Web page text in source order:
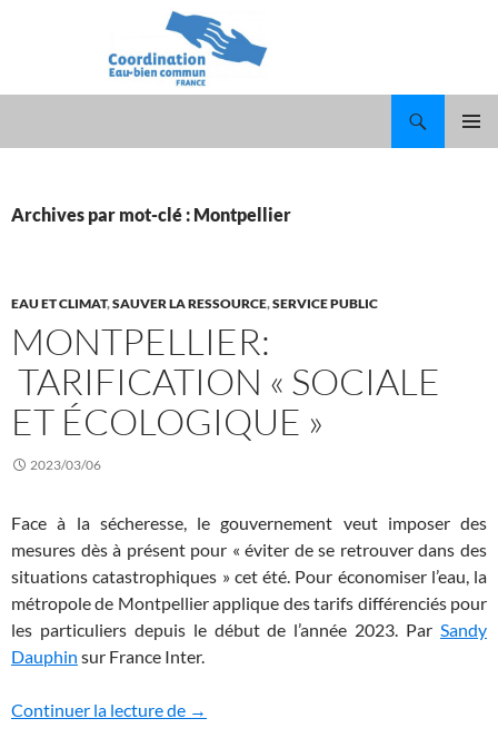
Archives par mot-clé : Montpellier
EAU ET CLIMAT,SAUVER LA RESSOURCE,SERVICE PUBLIC
MONTPELLIER:
TARIFICATION « SOCIALE
ET ÉCOLOGIQUE »
2023/03/06
Face à la sécheresse, le gouvernement veut imposer des
mesures dès à présent pour « éviter de se retrouver dans des
situations catastrophiques » cet été. Pour économiser l’eau, la
métropole de Montpellier applique des tarifs différenciés pour
les particuliers depuis le début de l’année 2023. Par Sandy
Dauphin sur France Inter.
Continuer la lecture de Montpellier: tarification « sociale et
→